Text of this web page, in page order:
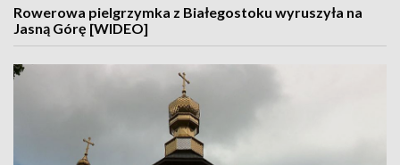
Rowerowa pielgrzymka z Białegostoku wyruszyła na
Jasną Górę [WIDEO]